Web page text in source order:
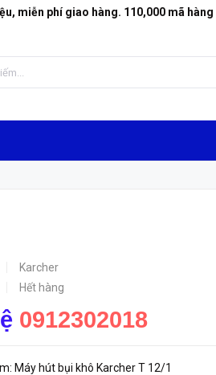
miễn phí giao hàng. 110,000 mã
Karcher
Hết hàng
0912302018
Máy hút bụi khô Karcher T 12/1